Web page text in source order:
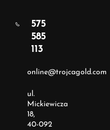
575
585
113
online@trojcagold.com
ul.
Mickiewicza
18,
40-092